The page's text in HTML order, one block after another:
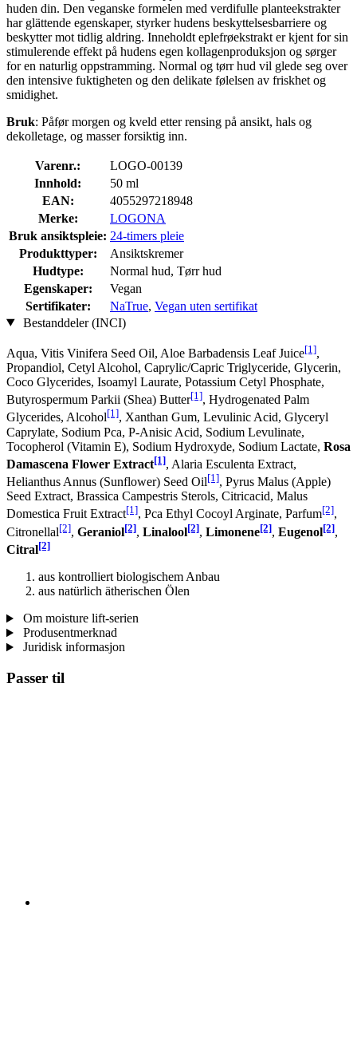
huden din. Den veganske formelen med verdifulle planteekstrakter
har glättende egenskaper, styrker hudens beskyttelsesbarriere og
beskytter mot tidlig aldring. Inneholdt eplefrøekstrakt er kjent for sin
stimulerende effekt på hudens egen kollagenproduksjon og sørger
for en naturlig oppstramming. Normal og tørr hud vil glede seg over
den intensive fuktigheten og den delikate følelsen av friskhet og
smidighet.
Bruk: Påfør morgen og kveld etter rensing på ansikt, hals og
dekolletage, og masser forsiktig inn.
Varenr.:
LOGO-00139
Innhold:
50 ml
EAN:
4055297218948
Merke:
LOGONA
Bruk ansiktspleie: 24-timers pleie
Produkttyper:
Ansiktskremer
Hudtype:
Normal hud, Tørr hud
Egenskaper:
Vegan
Sertifikater:
NaTrue, Vegan uten sertifikat
Bestanddeler (INCI)
Aqua, Vitis Vinifera Seed Oil, Aloe Barbadensis Leaf Juice[1],
Propandiol, Cetyl Alcohol, Caprylic/Capric Triglyceride, Glycerin,
Coco Glycerides, Isoamyl Laurate, Potassium Cetyl Phosphate,
Butyrospermum Parkii (Shea) Butter[1], Hydrogenated Palm
Glycerides, Alcohol[1], Xanthan Gum, Levulinic Acid, Glyceryl
Caprylate, Sodium Pca, P-Anisic Acid, Sodium Levulinate,
Tocopherol (Vitamin E), Sodium Hydroxyde, Sodium Lactate, Rosa
Damascena Flower Extract[1], Alaria Esculenta Extract,
Helianthus Annus (Sunflower) Seed Oil[1], Pyrus Malus (Apple)
Seed Extract, Brassica Campestris Sterols, Citricacid, Malus
Domestica Fruit Extract[1], Pca Ethyl Cocoyl Arginate, Parfum[2],
Citronellal[2], Geraniol[2], Linalool[2], Limonene[2], Eugenol[2],
Citral[2]
aus kontrolliert biologischem Anbau
aus natürlich ätherischen Ölen
Om moisture lift-serien
Produsentmerknad
Juridisk informasjon
Passer til